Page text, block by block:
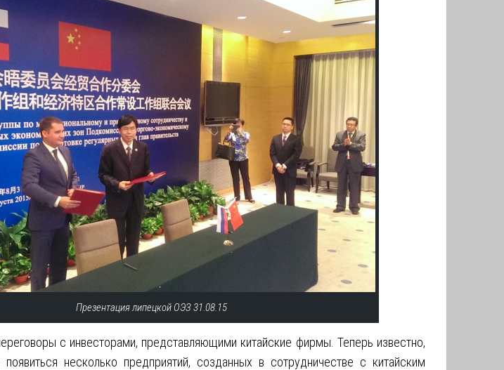
Презентация липецкой ОЭЗ 31.08.15
с инвесторами, представляющими китайские фирмы. Теперь известно,
несколько предприятий, созданных в сотрудничестве с китайским